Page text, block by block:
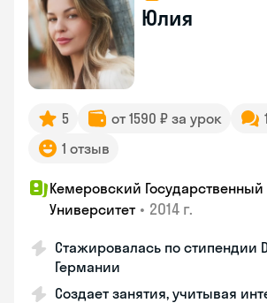
Юлия
5 от 1590 ₽ за урок
1 отзыв
Кемеровский Государственный
Университет • 2014 г.
Стажировалась по стипендии
Германии
Создает занятия, учитывая